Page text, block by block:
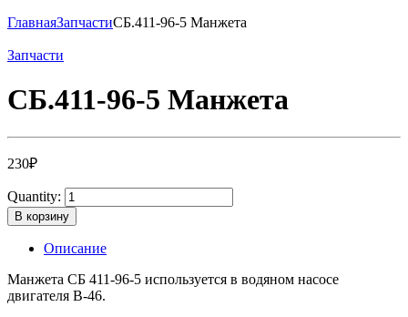
ГлавнаяЗапчастиСБ.411-96-5 Манжета
Запчасти
СБ.411-96-5 Манжета
230₽
Quantity:
В корзину
Описание
Манжета СБ 411-96-5 используется в водяном насосе
двигателя В-46.